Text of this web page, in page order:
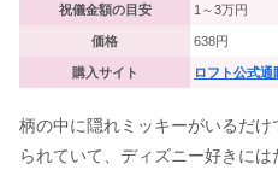
祝儀金額の目安 1～3万円
価格 638円
購入サイト ロフト公式通
柄の中に隠れミッキーがいるだ
られていて、ディズニー好きには